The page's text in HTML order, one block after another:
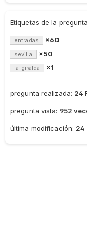
Etiquetas de la
entradas ×60
sevilla ×50
la-giralda ×1
pregunta realizada: 24
pregunta vista: 952
última modificación: 24